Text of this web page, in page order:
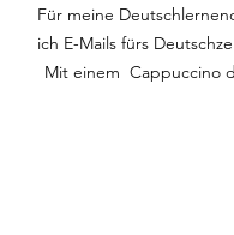
Für meine
ich E-Mails fürs
Mit einem  Cappuccino